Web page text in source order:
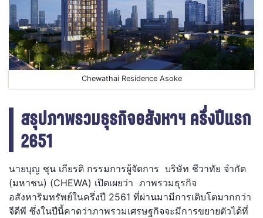
Chewathai Residence Asoke
สรุปภาพรวมธุรกิจอสังหาฯ ครึ่งปีแรก
2651
นายบุญ ชุน เกียรติ กรรมการผู้จัดการ บริษัท ชีวาทัย จำกัด
(มหาชน) (CHEWA) เปิดเผยว่า ภาพรวมธุรกิจ
อสังหาริมทรัพย์ในครึ่งปี 2561 ที่ผ่านมามีการเติบโตมากกว่า
จีดีพี ซึ่งในปีนี้คาดว่าภาพรวมเศรษฐกิจจะมีการขยายตัวได้ที่